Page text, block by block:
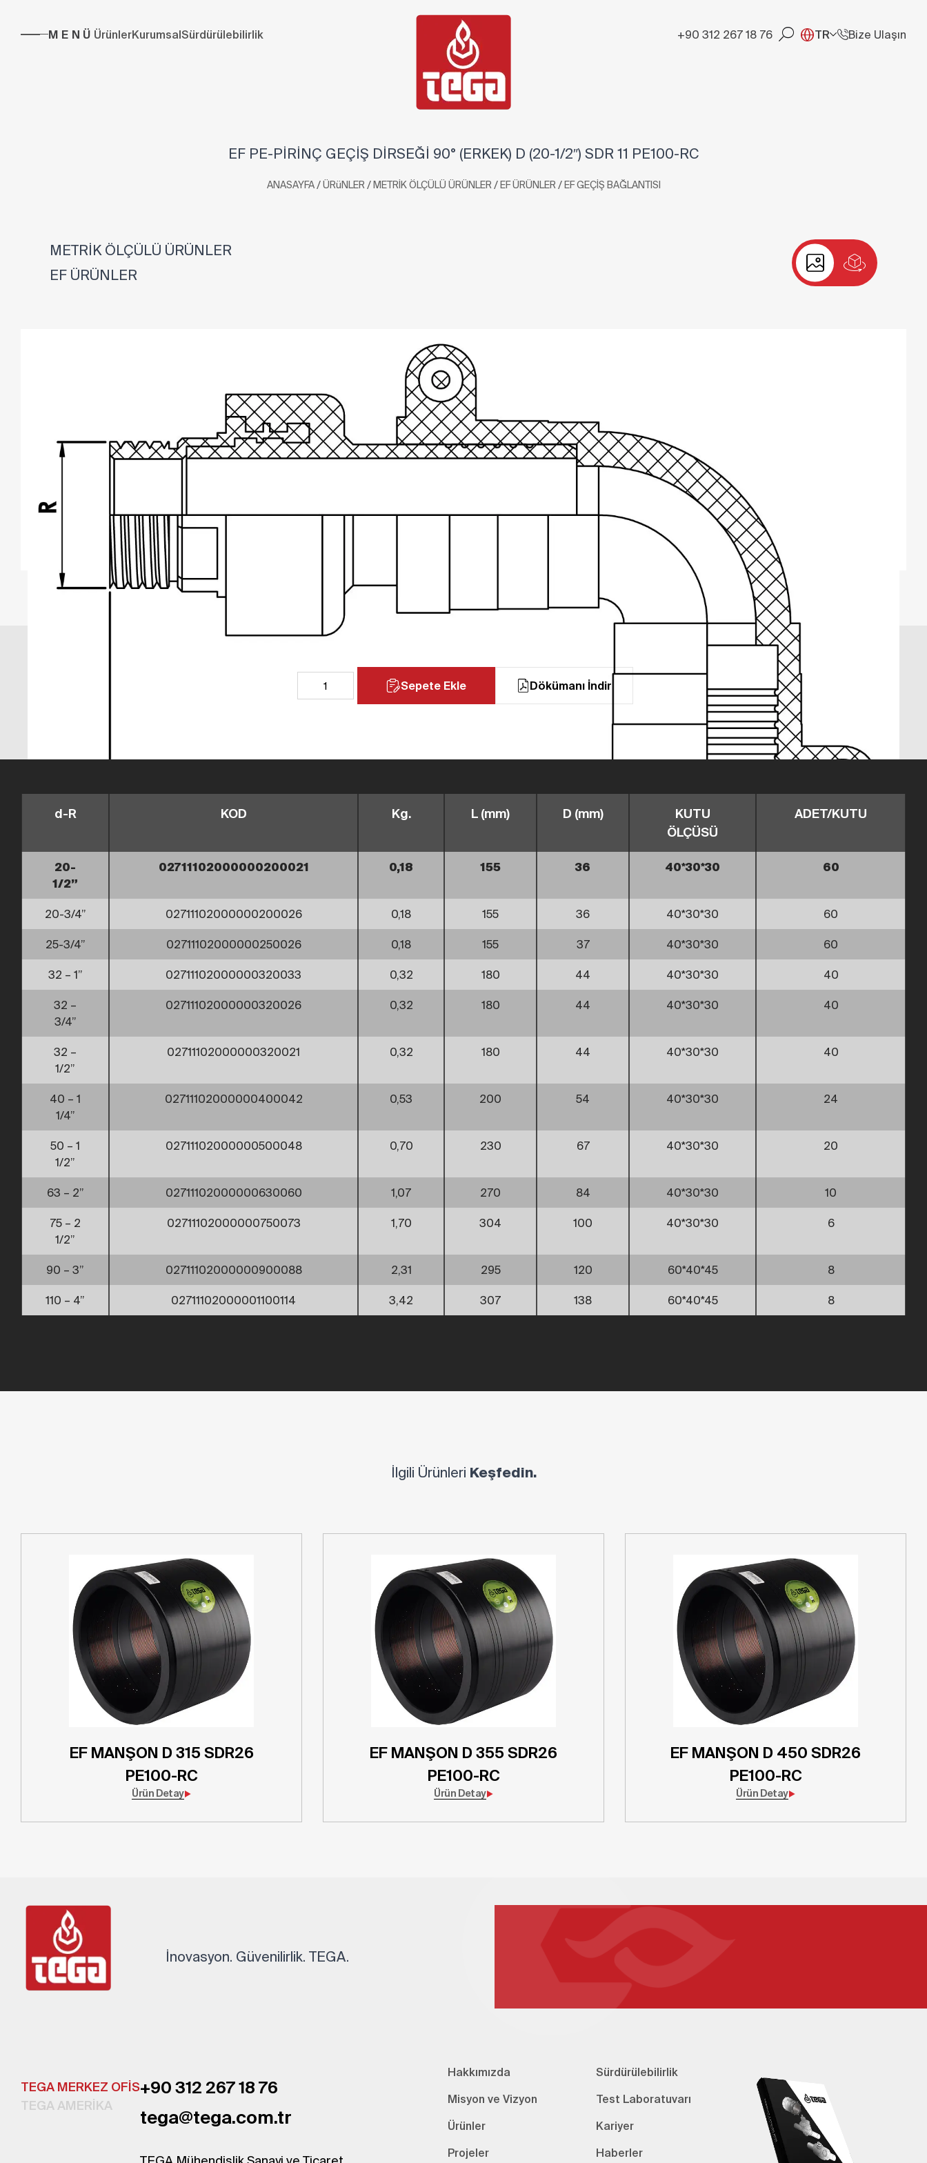
MENÜ ÜrünlerKurumsalSürdürülebilirlik +90 312 267 18 76 TR Bize Ulaşın
EF PE-PİRİNÇ GEÇİŞ DİRSEĞİ 90° (ERKEK) D (20-1/2″) SDR 11 PE100-RC
ANASAYFA / ÜRüNLER / METRİK ÖLÇÜLÜ ÜRÜNLER / EF ÜRÜNLER / EF GEÇİŞ BAĞLANTISI
METRİK ÖLÇÜLÜ ÜRÜNLER
EF ÜRÜNLER
Sepete Ekle Dökümanı İndir
d-R KOD Kg. L (mm) D (mm)
KUTU
ÖLÇÜSÜ
ADET/KUTU
20-
1/2”
02711102000000200021 0,18 155 36 40*30*30 60
20-3/4” 02711102000000200026 0,18 155 36 40*30*30 60
25-3/4” 02711102000000250026 0,18 155 37 40*30*30 60
32 – 1” 02711102000000320033 0,32 180 44 40*30*30 40
32 –
3/4”
02711102000000320026 0,32 180 44 40*30*30 40
32 –
1/2”
02711102000000320021 0,32 180 44 40*30*30 40
40 – 1
1/4”
02711102000000400042 0,53 200 54 40*30*30 24
50 – 1
1/2”
02711102000000500048 0,70 230 67 40*30*30 20
63 – 2” 02711102000000630060 1,07 270 84 40*30*30 10
75 – 2
1/2”
02711102000000750073 1,70 304 100 40*30*30 6
90 – 3” 02711102000000900088 2,31 295 120 60*40*45 8
110 – 4” 02711102000001100114 3,42 307 138 60*40*45 8
İlgili Ürünleri Keşfedin.
EF MANŞON D 315 SDR26
PE100-RC
Ürün Detay
EF MANŞON D 355 SDR26
PE100-RC
Ürün Detay
EF MANŞON D 450 SDR26
PE100-RC
Ürün Detay
İnovasyon. Güvenilirlik. TEGA.
TEGA MERKEZ OFİS
TEGA AMERİKA
+90 312 267 18 76
tega@tega.com.tr
Hakkımızda
Misyon ve Vizyon
Ürünler
Projeler
Sürdürülebilirlik
Test Laboratuvarı
Kariyer
Haberler